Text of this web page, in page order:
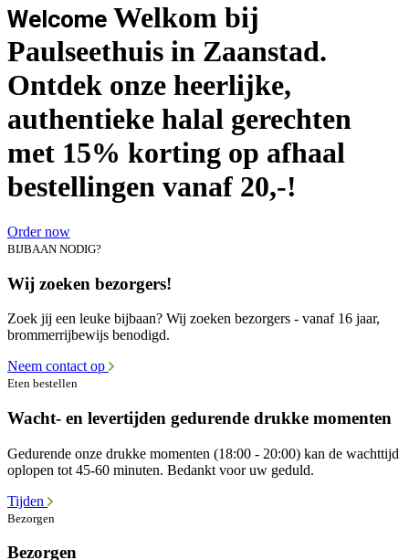
Welcome Welkom bij
Paulseethuis in Zaanstad.
Ontdek onze heerlijke,
authentieke halal gerechten
met 15% korting op afhaal
bestellingen vanaf 20,-!
Order now
BIJBAAN NODIG?
Wij zoeken bezorgers!
Zoek jij een leuke bijbaan? Wij zoeken bezorgers - vanaf 16 jaar,
brommerrijbewijs benodigd.
Neem contact op
Eten bestellen
Wacht- en levertijden gedurende drukke momenten
Gedurende onze drukke momenten (18:00 - 20:00) kan de wachttijd
oplopen tot 45-60 minuten. Bedankt voor uw geduld.
Tijden
Bezorgen
Bezorgen